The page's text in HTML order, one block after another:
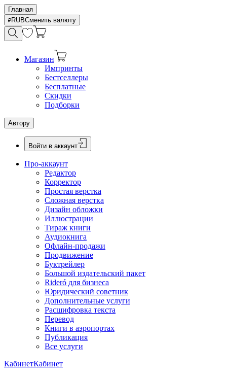
Главная
RUBСменить валюту
Магазин
Импринты
Бестселлеры
Бесплатные
Скидки
Подборки
Автору
Войти в аккаунт
Про-аккаунт
Редактор
Корректор
Простая верстка
Сложная верстка
Дизайн обложки
Иллюстрации
Тираж книги
Аудиокнига
Офлайн-продажи
Продвижение
Буктрейлер
Большой издательский пакет
Rideró для бизнеса
Юридический советник
Дополнительные услуги
Расшифровка текста
Перевод
Книги в аэропортах
Публикация
Все услуги
КабинетКабинет